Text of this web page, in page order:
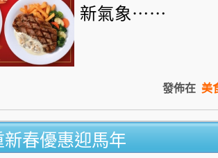
新氣象⋯⋯
發佈在 美
春優惠迎馬年